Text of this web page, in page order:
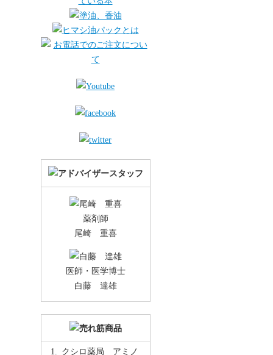
薬剤師
尾崎 重喜
医師・医学博士
白藤 達雄
クシロ薬局 アミノ